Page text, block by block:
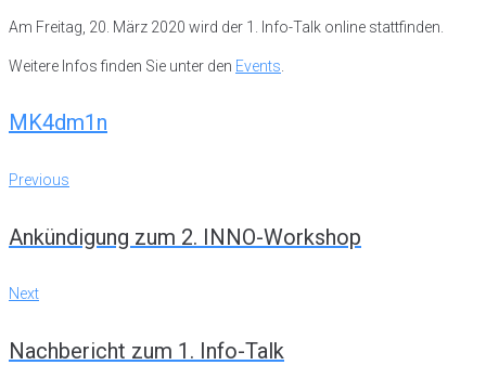
Am Freitag, 20. März 2020 wird der 1. Info-Talk online stattfinden.
Weitere Infos finden Sie unter den Events
MK4dm1n
Beitrags-
Previous
Previous
Ankündigung zum 2. INNO-Workshop
Next
Next
Nachbericht zum 1. Info-Talk